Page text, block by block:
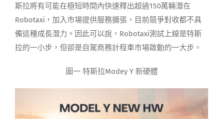
斯拉將有可能在極短時間內快速釋出超過150萬輛潛在
Robotaxi，加入市場提供服務擴張，目前競爭對收都不具
備這種成長潛力。因此可以說，Robotaxi測試上線是特斯
拉的一小步，但卻是自駕商務計程車市場啟動的一大步。
圖一 特斯拉Modey Y 新硬體